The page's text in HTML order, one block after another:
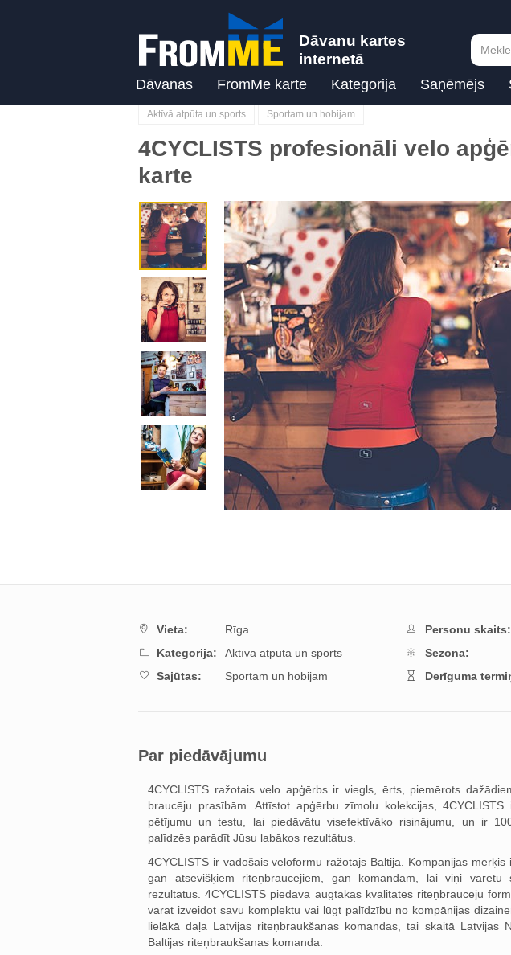
Dāvanu kartes
internetā
Dāvanas FromMe karte Kategorija Saņēmējs
Aktīvā atpūta un sports Sportam un hobijam
4CYCLISTS profesionāli velo
karte
Previous Next
Vieta:
Rīga
Kategorija:
Aktīvā atpūta un sports
Sajūtas:
Sportam un hobijam
Personu skaits:
Sezona:
Derīguma
Par piedāvājumu
4CYCLISTS ražotais velo apģērbs ir viegls, ērts, piemērots
braucēju prasībām. Attīstot apģērbu zīmolu kolekcijas,
pētījumu un testu, lai piedāvātu visefektīvāko risinājumu, un ir
palīdzēs parādīt Jūsu labākos rezultātus.
4CYCLISTS ir vadošais veloformu ražotājs Baltijā. Kompānijas
gan atsevišķiem riteņbraucējiem, gan komandām, lai viņi varētu
rezultātus. 4CYCLISTS piedāvā augtākās kvalitātes riteņbraucēju
varat izveidot savu komplektu vai lūgt palīdzību no kompānijas
lielākā daļa Latvijas riteņbraukšanas komandas, tai skaitā Latvijas
Baltijas riteņbraukšanas komanda.